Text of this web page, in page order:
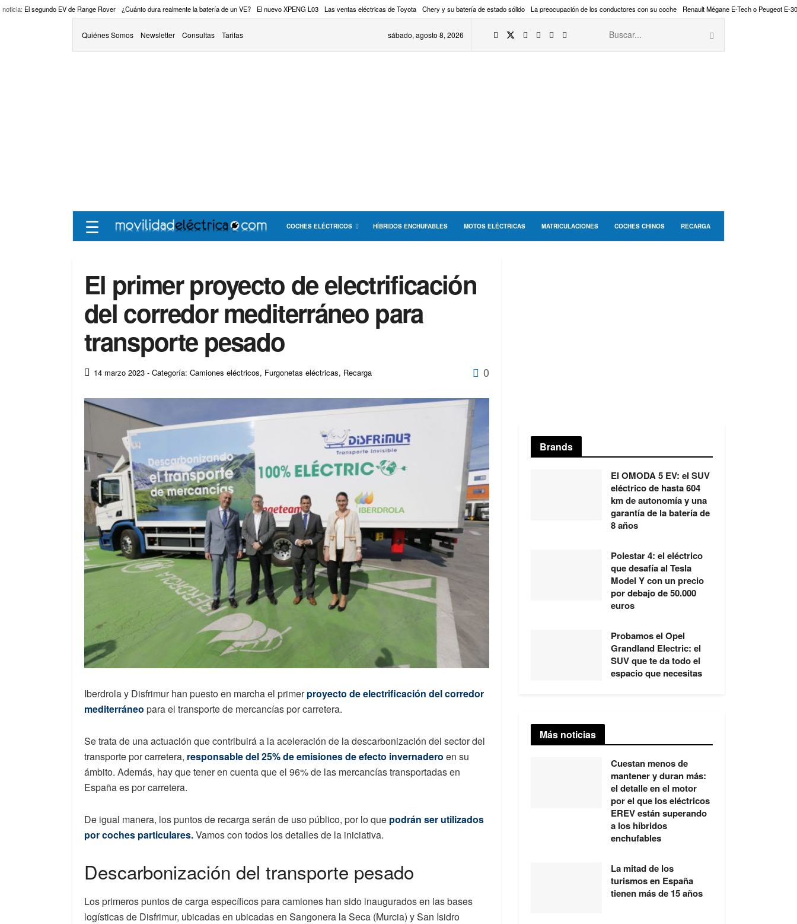
noticia: El segundo EV de Range Rover ¿Cuánto dura realmente la batería de un VE? El nuevo XPENG L03 Las ventas eléctricas de Toyota Chery y su batería de estado sólido La preocupación de los conductores con su coche Renault Mégane E-Tech o Peugeot E-
Quiénes Somos Newsletter Consultas Tarifas sábado, agosto 8, 2026
☰ COCHES ELÉCTRICOS HÍBRIDOS ENCHUFABLES MOTOS ELÉCTRICAS MATRICULACIONES COCHES CHINOS RECARGA
El primer proyecto de electrificación
del corredor mediterráneo para
transporte pesado
14 marzo 2023 - Categoría: Camiones eléctricos, Furgonetas eléctricas, Recarga 0
Iberdrola y Disfrimur han puesto en marcha el primerproyecto de electrificación del corredor
mediterráneo para el transporte de mercancías por carretera.
Se trata de una actuación que contribuirá a la aceleración de la descarbonización del sector del
transporte por carretera, responsable del 25% de emisiones de efecto invernadero en su
ámbito. Además, hay que tener en cuenta que el 96% de las mercancías transportadas en
España es por carretera.
De igual manera, los puntos de recarga serán de uso público, por lo que podrán ser utilizados
por coches particulares.Vamos con todos los detalles de la iniciativa.
Descarbonización del transporte pesado
Los primeros puntos de carga específicos para camiones han sido inaugurados en las bases
logísticas de Disfrimur, ubicadas en ubicadas en Sangonera la Seca (Murcia) y San Isidro
Brands
El OMODA 5 EV: el SUV
eléctrico de hasta 604
km de autonomía y una
garantía de la batería de
8 años
Polestar 4: el eléctrico
que desafía al Tesla
Model Y con un precio
por debajo de 50.000
euros
Probamos el Opel
Grandland Electric: el
SUV que te da todo el
espacio que necesitas
Más noticias
Cuestan menos de
mantener y duran más:
el detalle en el motor
por el que los eléctricos
EREV están superando
a los híbridos
enchufables
La mitad de los
turismos en España
tienen más de 15 años